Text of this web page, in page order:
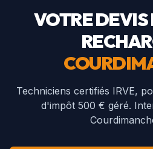
VOTRE DEVIS
Techniciens certifiés IRVE,
d'impôt 500 € géré.